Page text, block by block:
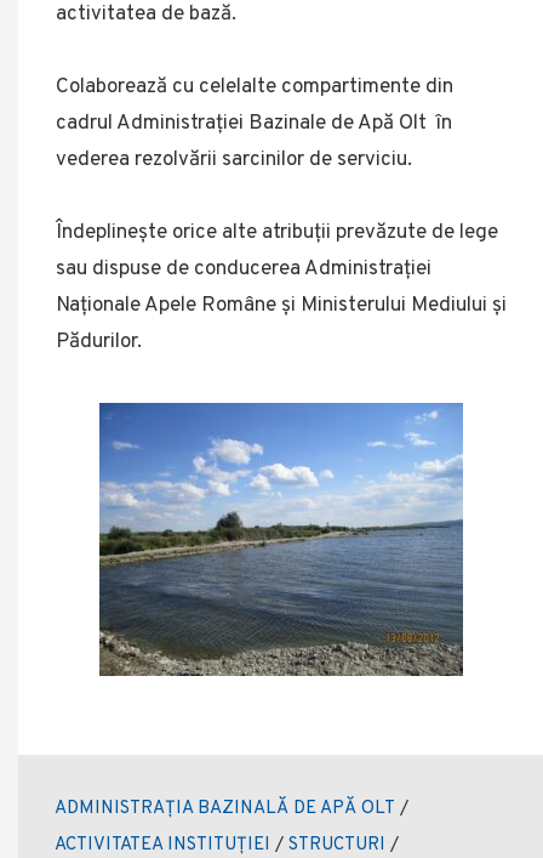
activitatea de bază.
Colaborează cu celelalte compartimente din
cadrul Administraţiei Bazinale de Apă Olt în
vederea rezolvării sarcinilor de serviciu.
Îndeplineşte orice alte atribuţii prevăzute de lege
sau dispuse de conducerea Administraţiei
Naţionale Apele Române şi Ministerului Mediului şi
Pădurilor.
ADMINISTRAȚIA BAZINALĂ DE APĂ OLT /
ACTIVITATEA INSTITUȚIEI / STRUCTURI /